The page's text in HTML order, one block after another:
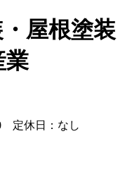
屋根塗装
業
定休日：なし